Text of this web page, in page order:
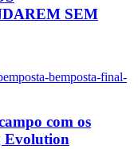
SEM
bemposta-final-
com os
Evolution